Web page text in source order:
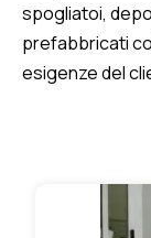
spogliatoi,
prefabbricati
esigenze del